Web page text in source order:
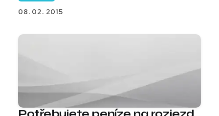
08. 02. 2015